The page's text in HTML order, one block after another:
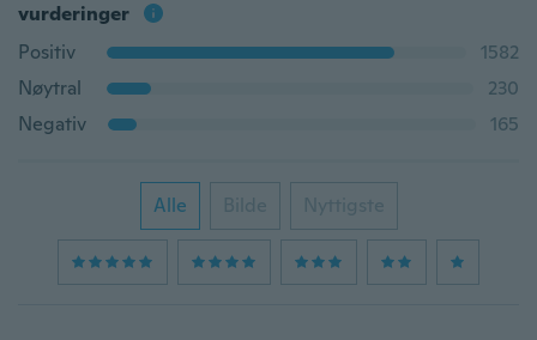
vurderinger
Positiv
1582
Nøytral
230
Negativ
165
Alle Bilde Nyttigste